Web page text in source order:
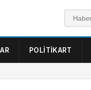
POLITIKART